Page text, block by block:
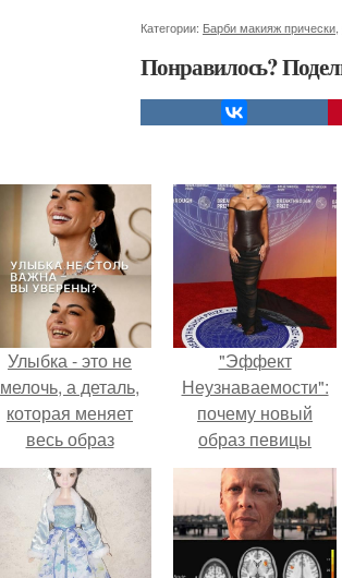
Категории: Барби макияж прически
Понравилось?
Улыбка - это не
мелочь, а деталь,
которая меняет
весь образ
человека.
"Эффект
Неузнаваемости":
почему новый
образ певицы
вызвал споры о
гранях
возможного?